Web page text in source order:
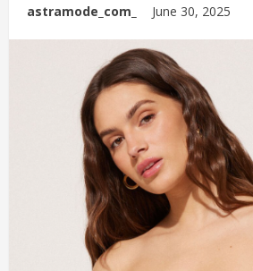
astramode_com_ June 30, 2025